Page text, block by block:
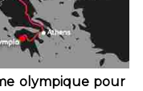
olympique pour